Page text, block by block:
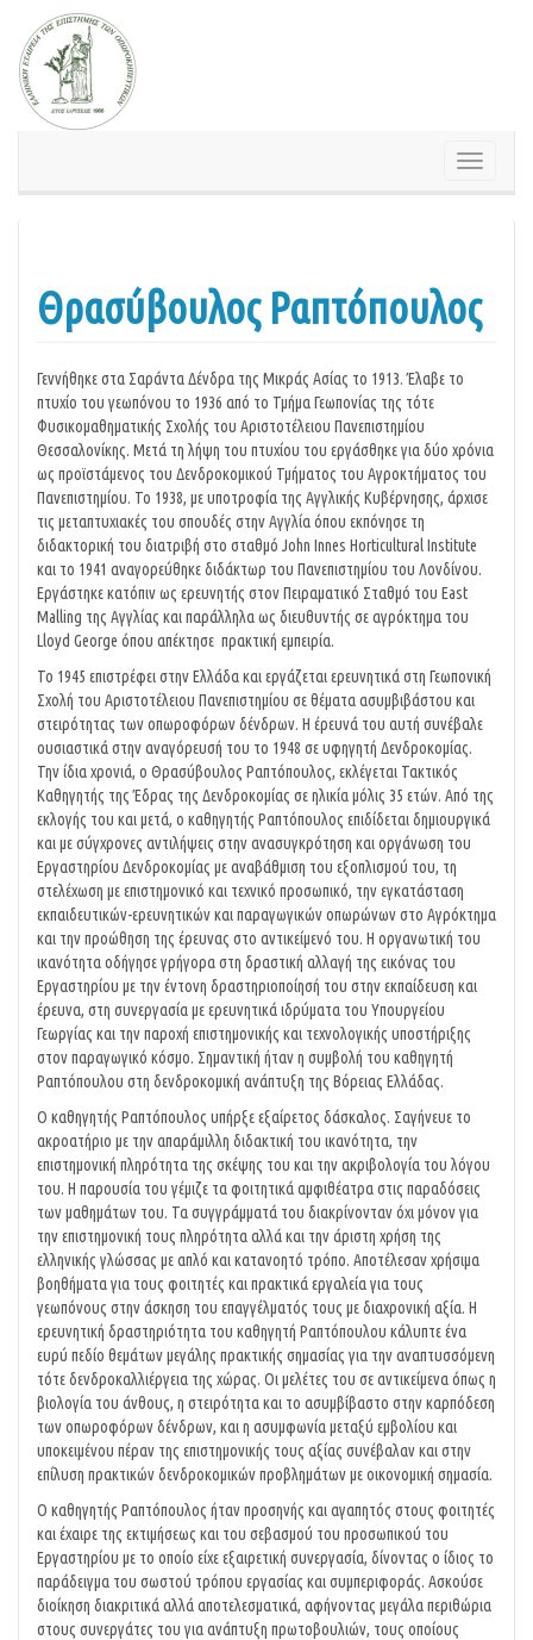
Inhalt
Schalte
Θρασύβουλος Ραπτόπουλος
Γεννήθηκε στα Σαράντα Δένδρα της Μικράς Ασίας το 1913. Έλαβε το
πτυχίο του γεωπόνου το 1936 από το Τμήμα Γεωπονίας της τότε
Φυσικομαθηματικής Σχολής του Αριστοτέλειου Πανεπιστημίου
Θεσσαλονίκης. Μετά τη λήψη του πτυχίου του εργάσθηκε για δύο χρόνια
ως προϊστάμενος του Δενδροκομικού Τμήματος του Αγροκτήματος του
Πανεπιστημίου. Το 1938, με υποτροφία της Αγγλικής Κυβέρνησης, άρχισε
τις μεταπτυχιακές του σπουδές στην Αγγλία όπου εκπόνησε τη
διδακτορική του διατριβή στο σταθμό John Innes Horticultural Institute
και το 1941 αναγορεύθηκε διδάκτωρ του Πανεπιστημίου του Λονδίνου.
Εργάστηκε κατόπιν ως ερευνητής στον Πειραματικό Σταθμό του East
Malling της Αγγλίας και παράλληλα ως διευθυντής σε αγρόκτημα του
Lloyd George όπου απέκτησε πρακτική εμπειρία.
Το 1945 επιστρέφει στην Ελλάδα και εργάζεται ερευνητικά στη Γεωπονική
Σχολή του Αριστοτέλειου Πανεπιστημίου σε θέματα ασυμβιβάστου και
στειρότητας των οπωροφόρων δένδρων. Η έρευνά του αυτή συνέβαλε
ουσιαστικά στην αναγόρευσή του το 1948 σε υφηγητή Δενδροκομίας.
Την ίδια χρονιά, ο Θρασύβουλος Ραπτόπουλος, εκλέγεται Τακτικός
Καθηγητής της Έδρας της Δενδροκομίας σε ηλικία μόλις 35 ετών. Από της
εκλογής του και μετά, ο καθηγητής Ραπτόπουλος επιδίδεται δημιουργικά
και με σύγχρονες αντιλήψεις στην ανασυγκρότηση και οργάνωση του
Εργαστηρίου Δενδροκομίας με αναβάθμιση του εξοπλισμού του, τη
στελέχωση με επιστημονικό και τεχνικό προσωπικό, την εγκατάσταση
εκπαιδευτικών-ερευνητικών και παραγωγικών οπωρώνων στο Αγρόκτημα
και την προώθηση της έρευνας στο αντικείμενό του. Η οργανωτική του
ικανότητα οδήγησε γρήγορα στη δραστική αλλαγή της εικόνας του
Εργαστηρίου με την έντονη δραστηριοποίησή του στην εκπαίδευση και
έρευνα, στη συνεργασία με ερευνητικά ιδρύματα του Υπουργείου
Γεωργίας και την παροχή επιστημονικής και τεχνολογικής υποστήριξης
στον παραγωγικό κόσμο. Σημαντική ήταν η συμβολή του καθηγητή
Ραπτόπουλου στη δενδροκομική ανάπτυξη της Βόρειας Ελλάδας.
Ο καθηγητής Ραπτόπουλος υπήρξε εξαίρετος δάσκαλος. Σαγήνευε το
ακροατήριο με την απαράμιλλη διδακτική του ικανότητα, την
επιστημονική πληρότητα της σκέψης του και την ακριβολογία του λόγου
του. Η παρουσία του γέμιζε τα φοιτητικά αμφιθέατρα στις παραδόσεις
των μαθημάτων του. Τα συγγράμματά του διακρίνονταν όχι μόνον για
την επιστημονική τους πληρότητα αλλά και την άριστη χρήση της
ελληνικής γλώσσας με απλό και κατανοητό τρόπο. Αποτέλεσαν χρήσιμα
βοηθήματα για τους φοιτητές και πρακτικά εργαλεία για τους
γεωπόνους στην άσκηση του επαγγέλματός τους με διαχρονική αξία. Η
ερευνητική δραστηριότητα του καθηγητή Ραπτόπουλου κάλυπτε ένα
ευρύ πεδίο θεμάτων μεγάλης πρακτικής σημασίας για την αναπτυσσόμενη
τότε δενδροκαλλιέργεια της χώρας. Οι μελέτες του σε αντικείμενα όπως η
βιολογία του άνθους, η στειρότητα και το ασυμβίβαστο στην καρπόδεση
των οπωροφόρων δένδρων, και η ασυμφωνία μεταξύ εμβολίου και
υποκειμένου πέραν της επιστημονικής τους αξίας συνέβαλαν και στην
επίλυση πρακτικών δενδροκομικών προβλημάτων με οικονομική σημασία.
Ο καθηγητής Ραπτόπουλος ήταν προσηνής και αγαπητός στους φοιτητές
και έχαιρε της εκτιμήσεως και του σεβασμού του προσωπικού του
Εργαστηρίου με το οποίο είχε εξαιρετική συνεργασία, δίνοντας ο ίδιος το
παράδειγμα του σωστού τρόπου εργασίας και συμπεριφοράς. Ασκούσε
διοίκηση διακριτικά αλλά αποτελεσματικά, αφήνοντας μεγάλα περιθώρια
στους συνεργάτες του για ανάπτυξη πρωτοβουλιών, τους οποίους